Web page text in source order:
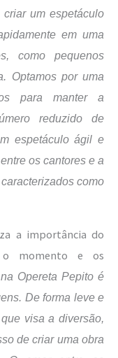
um espetáculo
em uma
como pequenos
Optamos por uma
para manter a
reduzido de
espetáculo ágil e
os cantores e a
como
a importância do
o momento e os
Opereta Pepito é
De forma leve e
visa a diversão,
de criar uma obra